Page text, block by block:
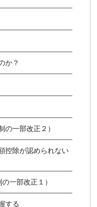
か？
の一部改正２）
控除が認められない
一部改正１）
する